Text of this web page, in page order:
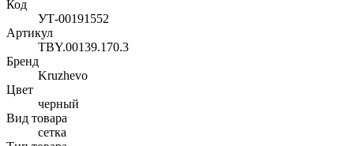
Код
УТ-00191552
Артикул
TBY.00139.170.3
Бренд
Kruzhevo
Цвет
черный
Вид товара
сетка